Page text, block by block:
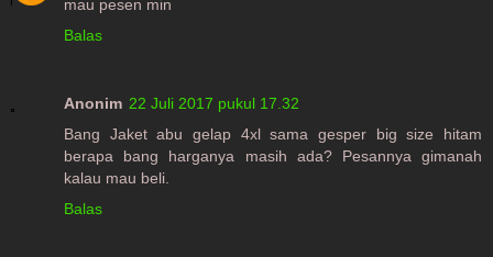
mau pesen min
Balas
Anonim 22 Juli 2017 pukul 17.32
Bang Jaket abu gelap 4xl sama gesper big size hitam
berapa bang harganya masih ada? Pesannya gimanah
kalau mau beli.
Balas